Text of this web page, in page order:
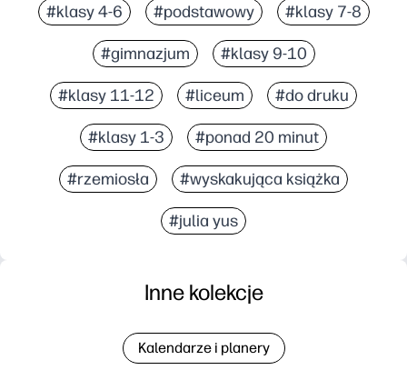
#klasy 4-6 #podstawowy #klasy 7-8
#gimnazjum #klasy 9-10
#klasy 11-12 #liceum #do druku
#klasy 1-3 #ponad 20 minut
#rzemiosła #wyskakująca książka
#julia yus
Inne kolekcje
Kalendarze i planery